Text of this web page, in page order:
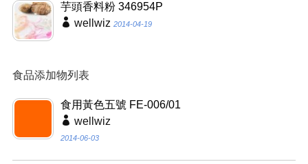
芋頭香料粉 346954P
wellwiz 2014-04-19
食品添加物列表
食用黃色五號 FE-006/01
wellwiz
2014-06-03